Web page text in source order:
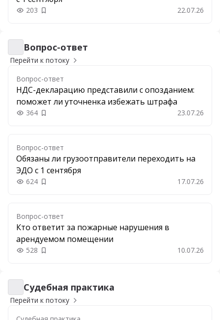
203 Добавить в закладки 22.07.26
Вопрос-ответ
Вопрос-ответ
Перейти к потоку
Вопрос-ответ
НДС-декларацию представили с опозданием:
поможет ли уточненка избежать штрафа
364 Добавить в закладки 23.07.26
Вопрос-ответ
Обязаны ли грузоотправители переходить на
ЭДО с 1 сентября
624 Добавить в закладки 17.07.26
Вопрос-ответ
Кто ответит за пожарные нарушения в
арендуемом помещении
528 Добавить в закладки 10.07.26
Судебная практика
Судебная практика
Перейти к потоку